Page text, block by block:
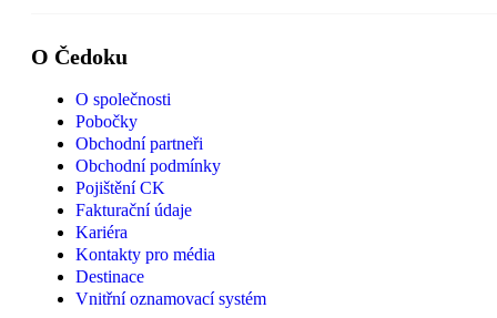
O Čedoku
O společnosti
Pobočky
Obchodní partneři
Obchodní podmínky
Pojištění CK
Fakturační údaje
Kariéra
Kontakty pro média
Destinace
Vnitřní oznamovací systém